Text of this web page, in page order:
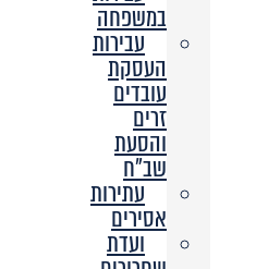
במשפחה
עבירות
העסקת
עובדים
זרים
והסעת
שב”ח
עתירות
אסירים
ועדת